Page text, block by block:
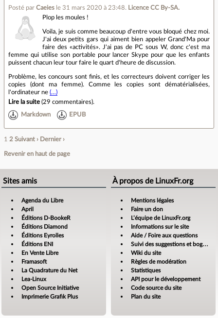
Posté par Caeies le 31 mars 2020 à 23:48. Licence CC By‑SA.
Plop les moules !
Voila, je suis comme beaucoup d'entre vous bloqué chez moi.
J'ai deux petits gars qui aiment bien appeler Grand'Ma pour
faire des «activités». J'ai pas de PC sous W, donc c'est ma
femme qui utilise son portable pour lancer Skype pour que les enfants
puissent chacun leur tour faire le quart d'heure de discussion.
Problème, les concours sont finis, et les correcteurs doivent corriger les
copies (dont ma femme). Comme les copies sont dématérialisées,
l'ordinateur ne (…)
Lire la suite (29 commentaires).
Markdown EPUB
1 2 Suivant › Dernier ›
Revenir en haut de page
Sites amis
Agenda du Libre
April
Éditions D-BookeR
Éditions Diamond
Éditions Eyrolles
Éditions ENI
En Vente Libre
Framasoft
La Quadrature du Net
Lea-Linux
Open Source Initiative
Imprimerie Grafik Plus
À propos de LinuxFr.org
Mentions légales
Faire un don
L’équipe de LinuxFr.org
Informations sur le site
Aide / Foire aux questions
Suivi des suggestions et bogues
Wiki du site
Règles de modération
Statistiques
API pour le développement
Code source du site
Plan du site